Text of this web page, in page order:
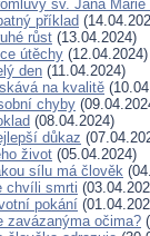
sv. Jana
příklad
růst (13.04.2024)
útěchy (12.04.2024)
den (11.04.2024)
na kvalitě
chyby
(08.04.2024)
důkaz
život (05.04.2024)
sílu má člověk
chvíli smrti
pokání
zavázanýma očima?